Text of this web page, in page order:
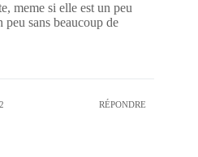
meme si elle est un peu
peu sans beaucoup de
RÉPONDRE